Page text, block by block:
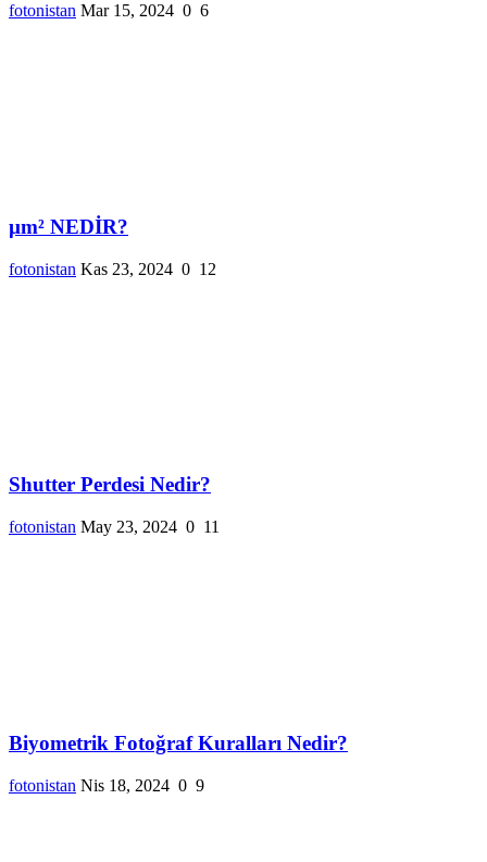
fotonistan Mar 15, 2024 0 6
µm² NEDİR?
fotonistan Kas 23, 2024 0 12
Shutter Perdesi Nedir?
fotonistan May 23, 2024 0 11
Biyometrik Fotoğraf Kuralları Nedir?
fotonistan Nis 18, 2024 0 9